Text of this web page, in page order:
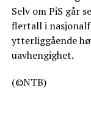
Selv om PiS går
flertall i
ytterliggående
uavhengighet.
(©NTB)